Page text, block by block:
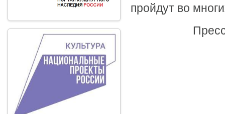
пройдут во